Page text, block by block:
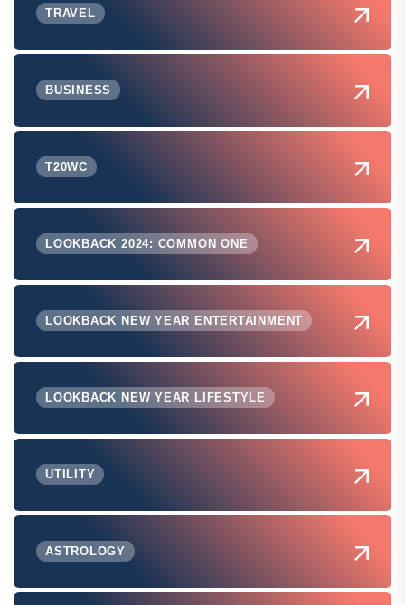
TRAVEL
BUSINESS
T20WC
LOOKBACK 2024: COMMON ONE
LOOKBACK NEW YEAR ENTERTAINMENT
LOOKBACK NEW YEAR LIFESTYLE
UTILITY
ASTROLOGY